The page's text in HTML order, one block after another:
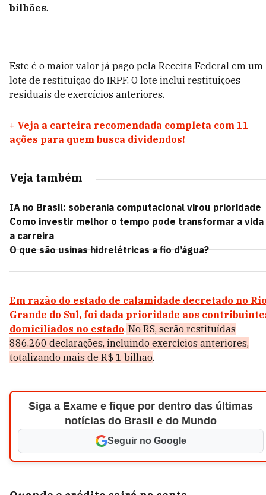
bilhões.
Este é o maior valor já pago pela Receita Federal em um
lote de restituição do IRPF. O lote inclui restituições
residuais de exercícios anteriores.
+ Veja a carteira recomendada completa com 11
ações para quem busca dividendos!
Veja também
IA no Brasil: soberania computacional virou prioridade
Como investir melhor o tempo pode transformar a vida
a carreira
O que são usinas hidrelétricas a fio d’água?
Em razão do estado de calamidade decretado no
Grande do Sul, foi dada prioridade aos
domiciliados no estado. No RS, serão restituídas
886.260 declarações, incluindo exercícios anteriores,
totalizando mais de R$ 1 bilhão.
Siga a Exame e fique por dentro das últimas
notícias do Brasil e do Mundo
Seguir no Google